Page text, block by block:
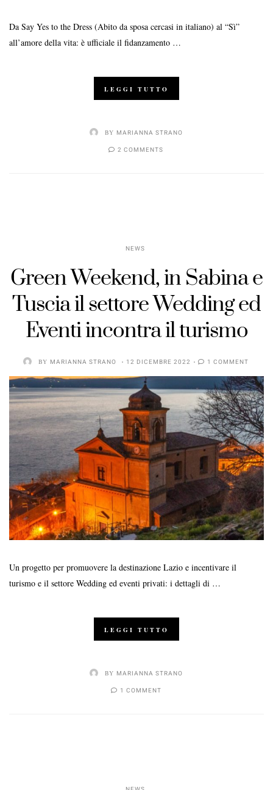
Da Say Yes to the Dress (Abito da sposa cercasi in italiano) al “Sì”
all’amore della vita: è ufficiale il fidanzamento …
LEGGI TUTTO
BY MARIANNA STRANO
2 COMMENTS
NEWS
Green Weekend, in Sabina e
Tuscia il settore Wedding ed
Eventi incontra il turismo
BY MARIANNA STRANO 12 DICEMBRE 2022 1 COMMENT
Un progetto per promuovere la destinazione Lazio e incentivare il
turismo e il settore Wedding ed eventi privati: i dettagli di …
LEGGI TUTTO
BY MARIANNA STRANO
1 COMMENT